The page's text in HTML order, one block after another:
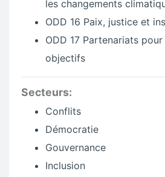
les changements
ODD 16 Paix, justice et
ODD 17 Partenariats
objectifs
Secteurs:
Conflits
Démocratie
Gouvernance
Inclusion